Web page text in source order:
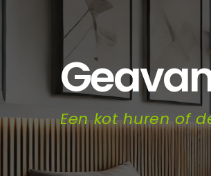
Een kot huren of